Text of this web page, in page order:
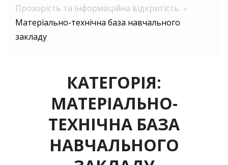
Прозорість та інформаційна відкритість
Матеріально-технічна база навчального
закладу
КАТЕГОРІЯ:
МАТЕРІАЛЬНО-
ТЕХНІЧНА БАЗА
НАВЧАЛЬНОГО